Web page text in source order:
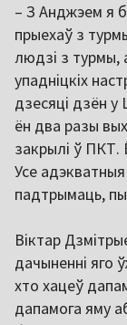
– З Анджэем я
прыехаў з
людзі з турмы,
упадніцкіх
дзесяці дзён у
ён два разы
закрылі ў ПКТ.
Усе
падтрымаць,
Віктар
дачыненні яго
хто хацеў
дапамога яму